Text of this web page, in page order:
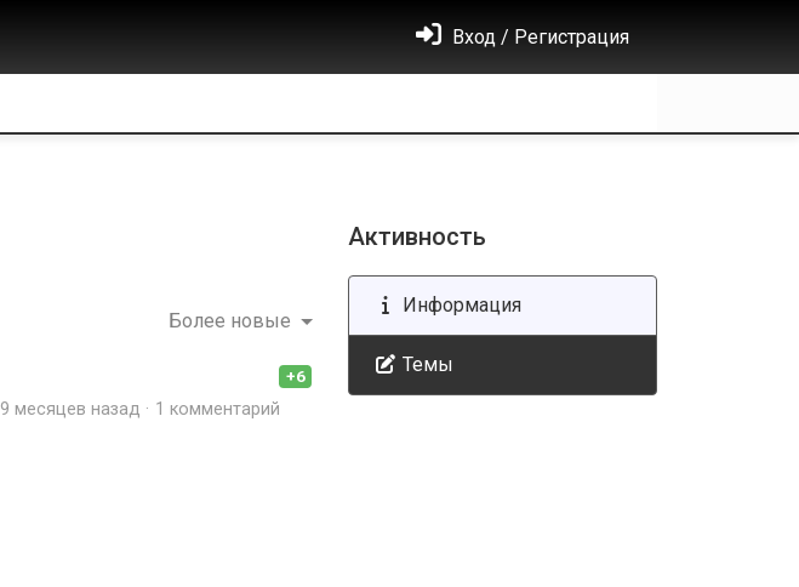
Вход / Регистрация
Более новые
+6
9 месяцев назад 1 комментарий
Активность
Информация
Темы